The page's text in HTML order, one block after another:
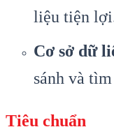
liệu tiện
Cơ sở dữ
sánh và
Tiêu chuẩn